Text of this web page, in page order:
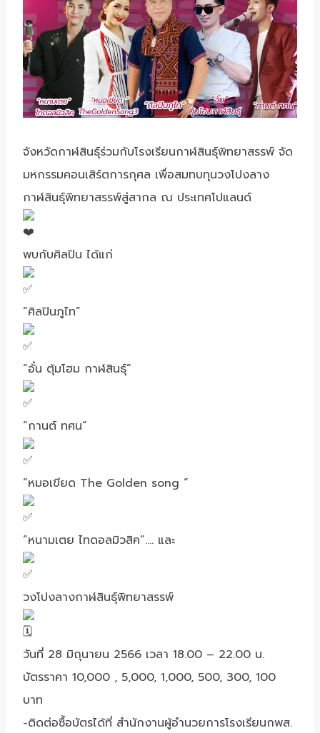
จังหวัดกาฬสินธุ์ร่วมกับโรงเรียนกาฬสินธุ์พิทยาสรรพ์ จัด
มหกรรมคอนเสิร์ตการกุศล เพื่อสมทบทุนวงโปงลาง
กาฬสินธุ์พิทยาสรรพ์สู่สากล ณ ประเทศโปแลนด์
พบกับศิลปิน ได้แก่
“ศิลปินภูไท”
“อั๋น ตุ้มโฮม กาฬสินธุ์”
“กานต์ ทศน“
“หมอเขียด The Golden song “
“หนามเตย ไทดอลมิวสิค”…. และ
วงโปงลางกาฬสินธุ์พิทยาสรรพ์
วันที่ 28 มิถุนายน 2566 เวลา 18.00 – 22.00 น.
บัตรราคา 10,000 , 5,000, 1,000, 500, 300, 100
บาท
-ติดต่อซื้อบัตรได้ที่ สำนักงานผู้อำนวยการโรงเรียนกพส.